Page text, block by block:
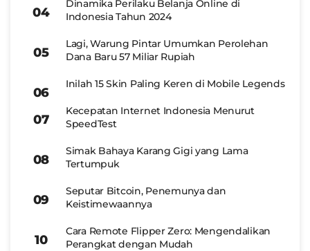
Dinamika Perilaku Belanja Online di
Indonesia Tahun 2024
Lagi, Warung Pintar Umumkan Perolehan
Dana Baru 57 Miliar Rupiah
Inilah 15 Skin Paling Keren di Mobile Legends
Kecepatan Internet Indonesia Menurut
SpeedTest
Simak Bahaya Karang Gigi yang Lama
Tertumpuk
Seputar Bitcoin, Penemunya dan
Keistimewaannya
Cara Remote Flipper Zero: Mengendalikan
Perangkat dengan Mudah